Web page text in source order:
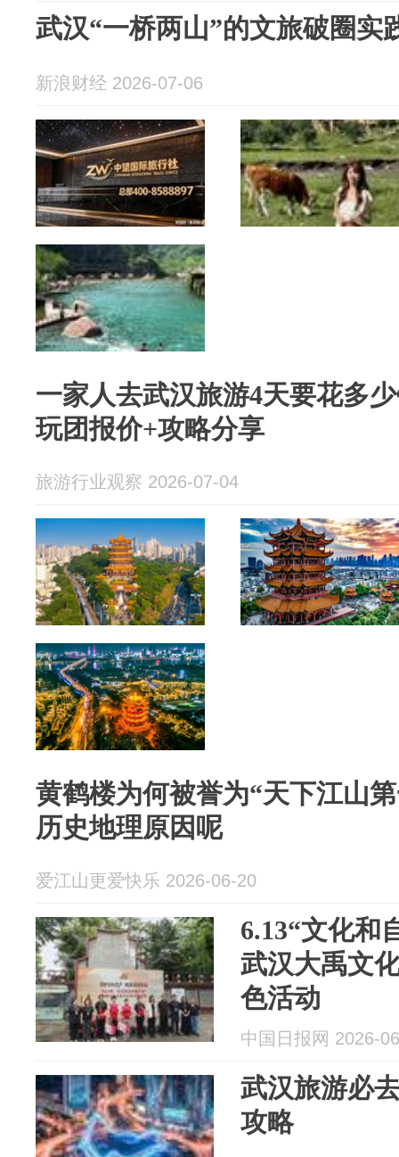
武汉“一桥两山”的文旅破圈实
新浪财经 2026-07-06
一家人去武汉旅游4天要花多
玩团报价+攻略分享
旅游行业观察 2026-07-04
黄鹤楼为何被誉为“天下江山
历史地理原因呢
爱江山更爱快乐 2026-06-20
6.13“文化和
武汉大禹文
色活动
中国日报网 2026-
武汉旅游必
攻略